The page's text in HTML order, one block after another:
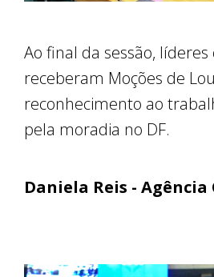
Ao final da sessão,
receberam Moções de
reconhecimento ao
pela moradia no DF.
Daniela Reis - Agência